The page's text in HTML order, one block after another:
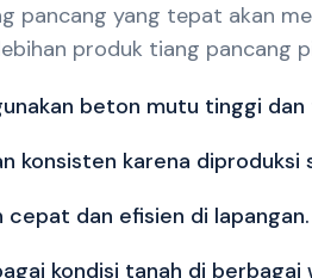
pancang yang tepat akan
produk tiang pancang
beton mutu tinggi
konsisten karena
cepat dan efisien di lapangan.
kondisi tanah di berbagai